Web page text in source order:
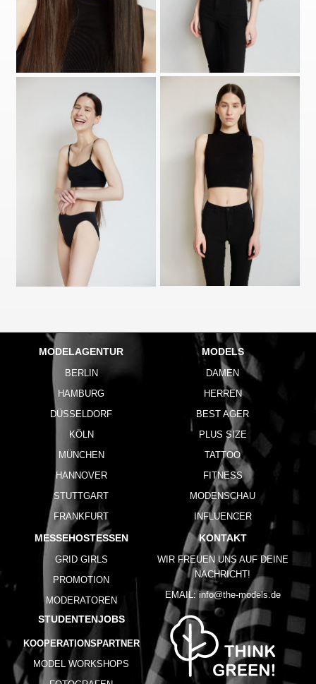
MODELAGENTUR
BERLIN
HAMBURG
DÜSSELDORF
KÖLN
MÜNCHEN
HANNOVER
STUTTGART
FRANKFURT
MODELS
DAMEN
HERREN
BEST AGER
PLUS SIZE
TATTOO
FITNESS
MODENSCHAU
INFLUENCER
MESSEHOSTESSEN
GRID GIRLS
PROMOTION
MODERATOREN
STUDENTENJOBS
KOOPERATIONSPARTNER
MODEL WORKSHOPS
KONTAKT
WIR FREUEN UNS AUF DEINE
NACHRICHT!
EMAIL: info@the-models.de